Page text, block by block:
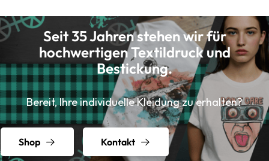
Seit 35 Jahren stehen wir für
hochwertigen Textildruck und
Bestickung.
Bereit, Ihre individuelle Kleidung zu erhalten?
Shop Kontakt